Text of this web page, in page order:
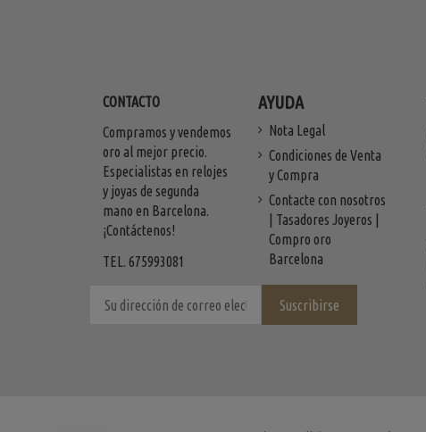
CONTACTO
Compramos y vendemos
oro al mejor precio.
Especialistas en relojes
y joyas de segunda
mano en Barcelona.
¡Contáctenos!
TEL. 675993081
AYUDA
Nota Legal
Condiciones de Venta
y Compra
Contacte con nosotros
| Tasadores Joyeros |
Compro oro
Barcelona